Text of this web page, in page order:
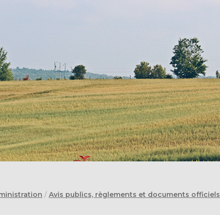
/ Avis publics, règlements et documents officiels